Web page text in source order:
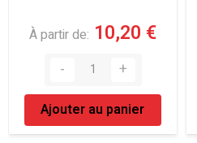
À partir de 10,20 €
Ajouter au panier